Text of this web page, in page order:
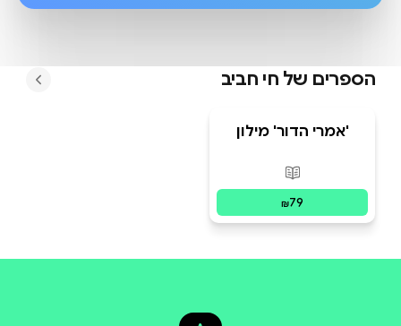
הספרים של חי חביב
'אמרי הדור' מילון
בזמן
פורמטים זמינים
₪79